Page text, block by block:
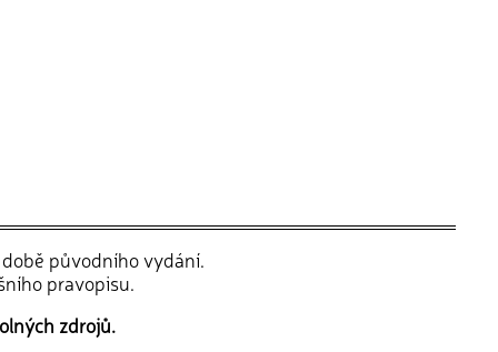
původního vydání.
pravopisu.
zdrojů.